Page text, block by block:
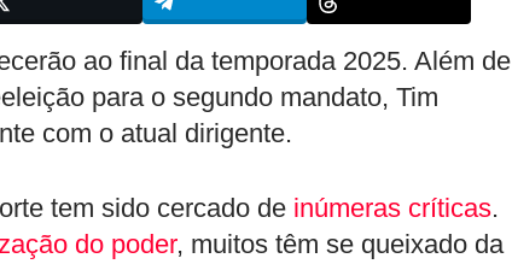
ao final da temporada 2025. Além de
para o segundo mandato, Tim
com o atual dirigente.
tem sido cercado de inúmeras críticas.
do poder, muitos têm se queixado da